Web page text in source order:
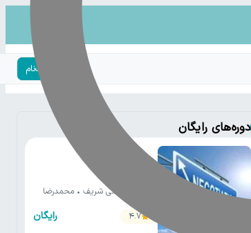
ورود | ثبت‌نام
دوره‌های رایگان
دانشگاه صنعتی شریف • محمدرضا
شعبانعلی
4.7
رایگان